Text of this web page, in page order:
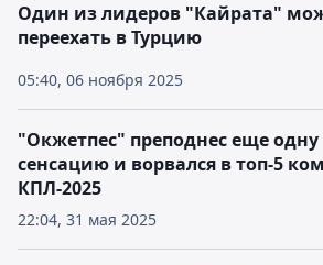
05:40, 06 ноября 2025
Один из лидеров "Кайрата"
переехать в Турцию
22:04, 31 мая 2025
"Окжетпес" преподнес еще одну
сенсацию и ворвался в топ-5
КПЛ-2025